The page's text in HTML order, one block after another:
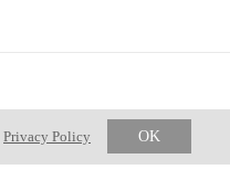
Privacy Policy OK